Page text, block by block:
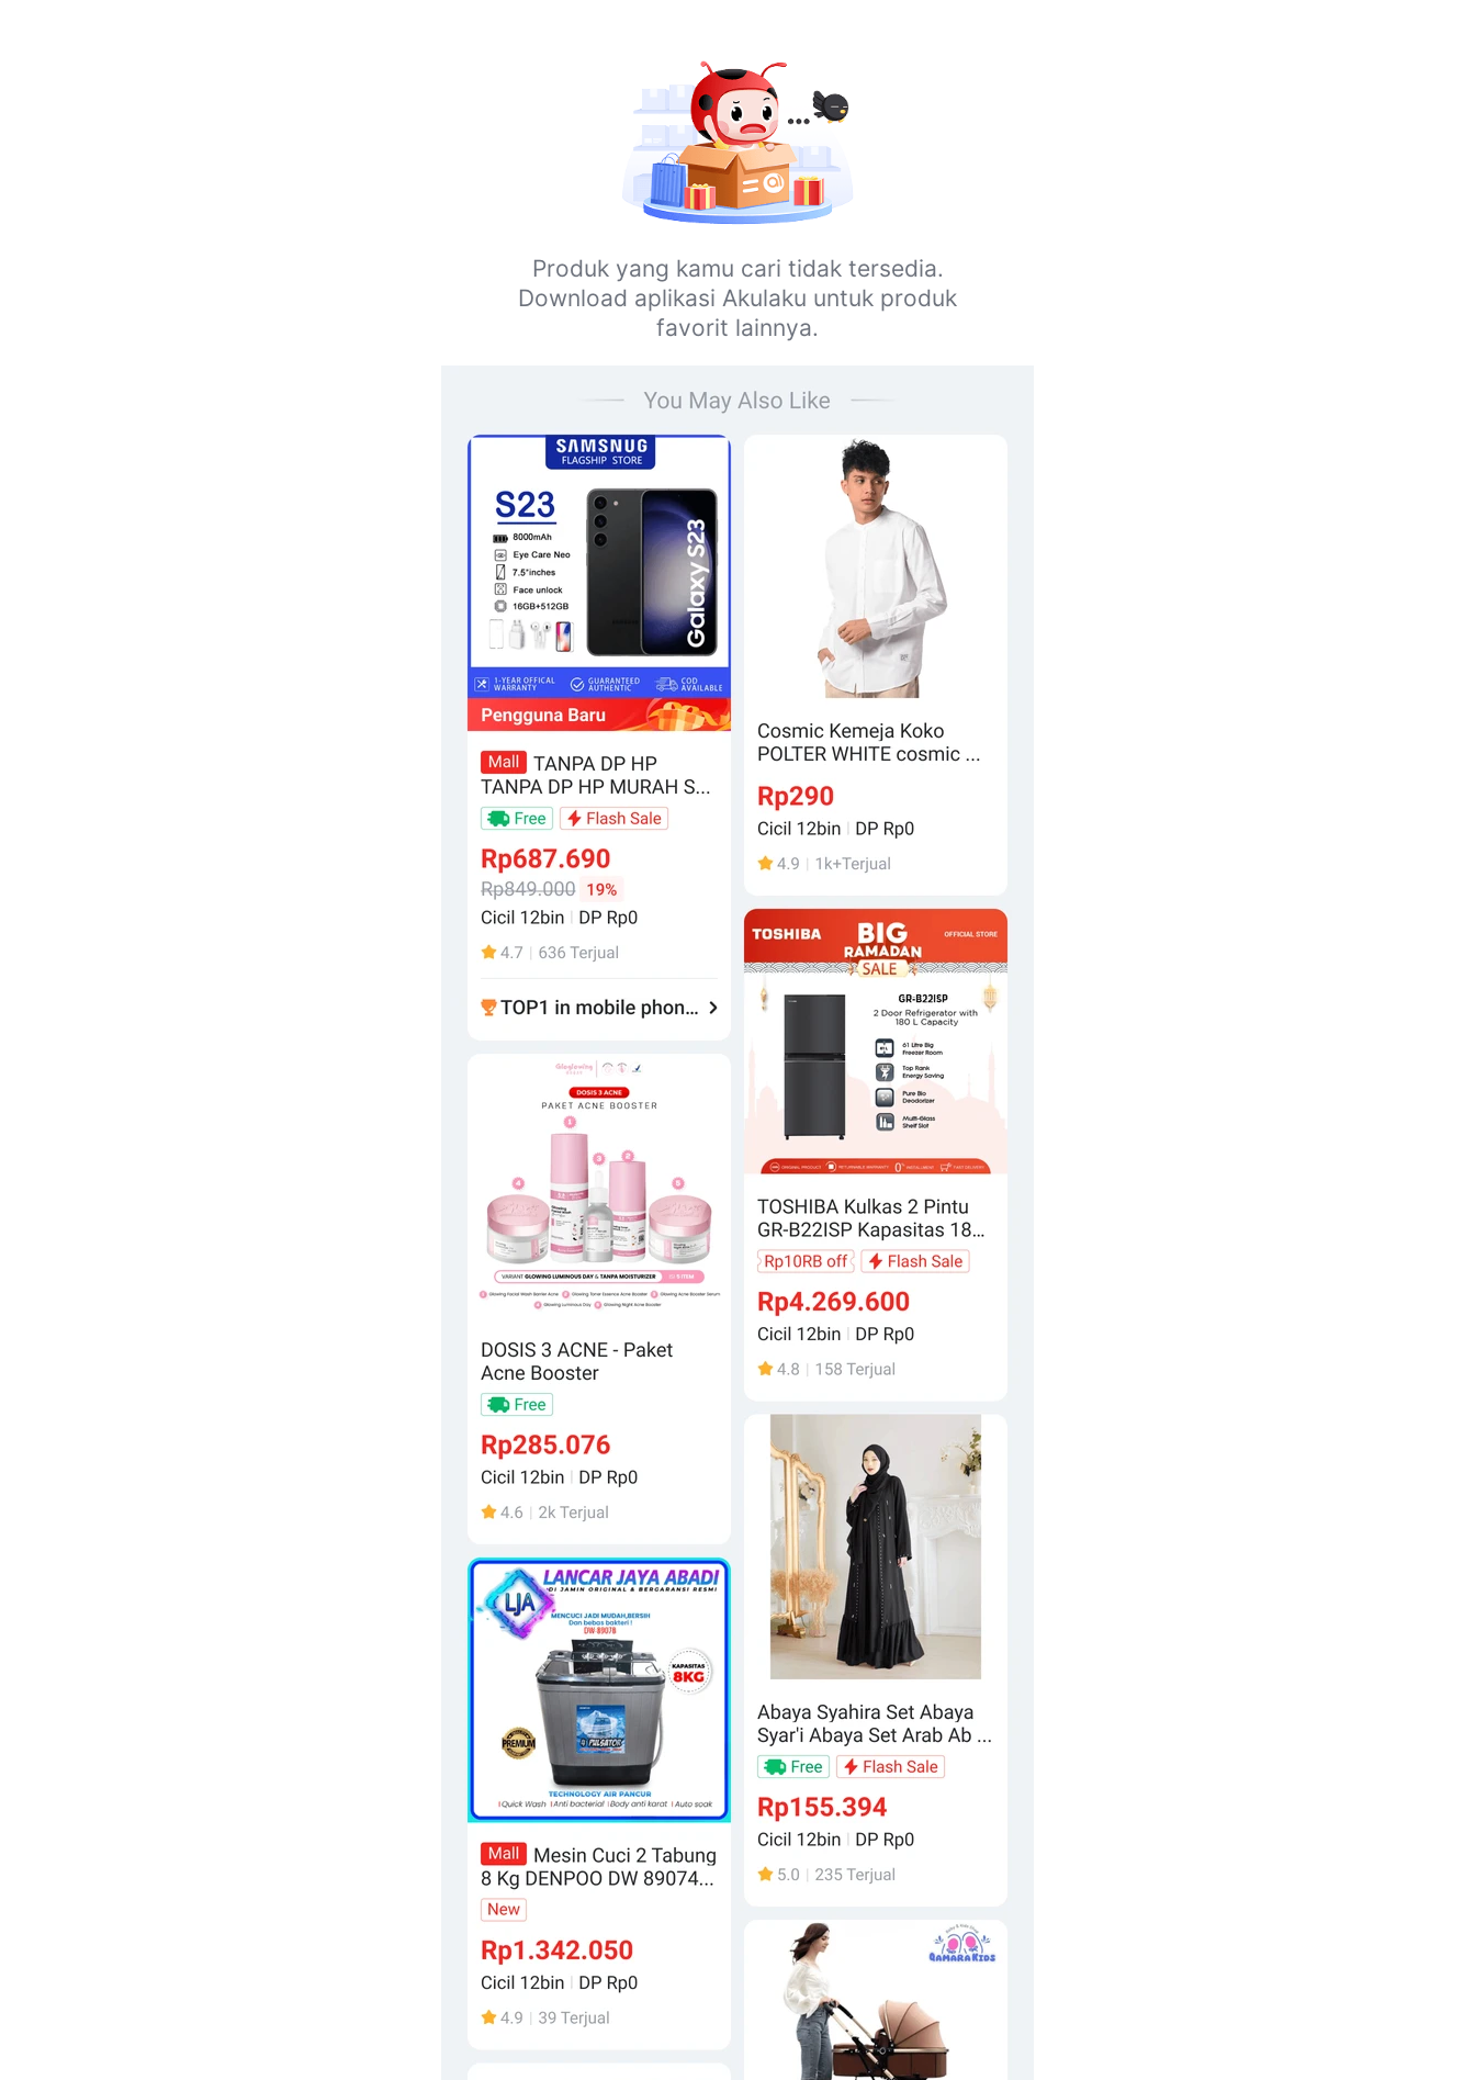
Produk yang kamu cari tidak tersedia.
Download aplikasi Akulaku untuk produk
favorit lainnya.